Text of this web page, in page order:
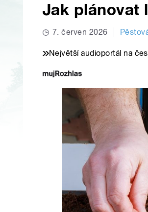
Jak plánovat
7. červen 2026
Největší audioportál na